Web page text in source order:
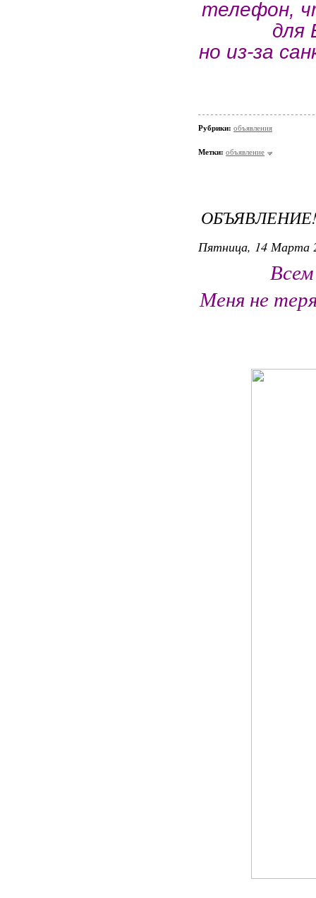
телефон,
для
но из-за
Рубрики: объявления
Метки: объявление
Пятница, 14 Марта
Меня не